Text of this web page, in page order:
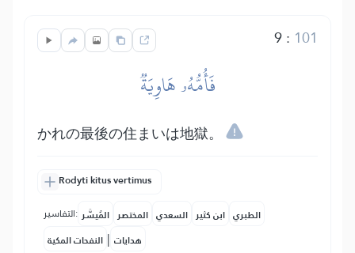
9: 101
فَأُمُّهُۥ هَاوِيَةٞ
かれの最後の住まいは地獄。
Rodyti kitus vertimus
التفاسير: المُيسَّر المختصر السعدي ابن كثير الطبري
النفحات المكية | هدايات